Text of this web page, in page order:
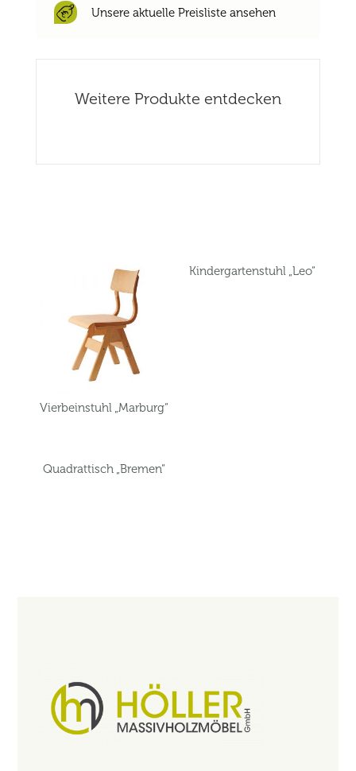
Unsere aktuelle Preisliste ansehen
Weitere Produkte entdecken
Vierbeinstuhl „Marburg“
Kindergartenstuhl „Leo“
Quadrattisch „Bremen“